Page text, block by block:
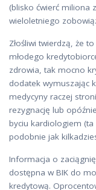
(blisko ćwierć miliona
wieloletniego
Złośliwi twierdzą, że
młodego
zdrowia, tak mocno
dodatek wymuszając
medycyny raczej
rezygnację lub
byciu kardiologiem
podobnie jak
Informacja o
dostępna w BIK do
kredytową.